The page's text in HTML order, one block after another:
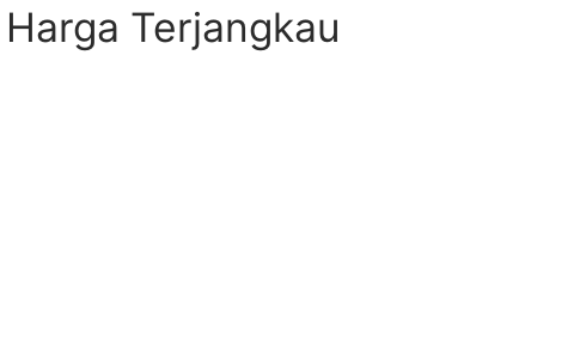
Terjangkau